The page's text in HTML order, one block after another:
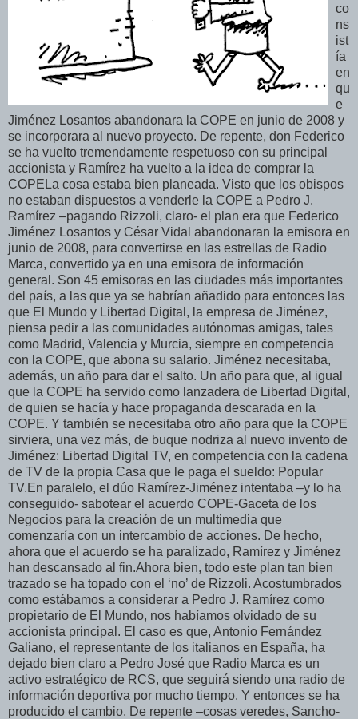
co
ns
ist
ía
en
qu
e
Jiménez Losantos abandonara la COPE en junio de 2008 y
se incorporara al nuevo proyecto. De repente, don Federico
se ha vuelto tremendamente respetuoso con su principal
accionista y Ramírez ha vuelto a la idea de comprar la
COPELa cosa estaba bien planeada. Visto que los obispos
no estaban dispuestos a venderle la COPE a Pedro J.
Ramírez –pagando Rizzoli, claro- el plan era que Federico
Jiménez Losantos y César Vidal abandonaran la emisora en
junio de 2008, para convertirse en las estrellas de Radio
Marca, convertido ya en una emisora de información
general. Son 45 emisoras en las ciudades más importantes
del país, a las que ya se habrían añadido para entonces las
que El Mundo y Libertad Digital, la empresa de Jiménez,
piensa pedir a las comunidades autónomas amigas, tales
como Madrid, Valencia y Murcia, siempre en competencia
con la COPE, que abona su salario. Jiménez necesitaba,
además, un año para dar el salto. Un año para que, al igual
que la COPE ha servido como lanzadera de Libertad Digital,
de quien se hacía y hace propaganda descarada en la
COPE. Y también se necesitaba otro año para que la COPE
sirviera, una vez más, de buque nodriza al nuevo invento de
Jiménez: Libertad Digital TV, en competencia con la cadena
de TV de la propia Casa que le paga el sueldo: Popular
TV.En paralelo, el dúo Ramírez-Jiménez intentaba –y lo ha
conseguido- sabotear el acuerdo COPE-Gaceta de los
Negocios para la creación de un multimedia que
comenzaría con un intercambio de acciones. De hecho,
ahora que el acuerdo se ha paralizado, Ramírez y Jiménez
han descansado al fin.Ahora bien, todo este plan tan bien
trazado se ha topado con el ‘no’ de Rizzoli. Acostumbrados
como estábamos a considerar a Pedro J. Ramírez como
propietario de El Mundo, nos habíamos olvidado de su
accionista principal. El caso es que, Antonio Fernández
Galiano, el representante de los italianos en España, ha
dejado bien claro a Pedro José que Radio Marca es un
activo estratégico de RCS, que seguirá siendo una radio de
información deportiva por mucho tiempo. Y entonces se ha
producido el cambio. De repente –cosas veredes, Sancho-